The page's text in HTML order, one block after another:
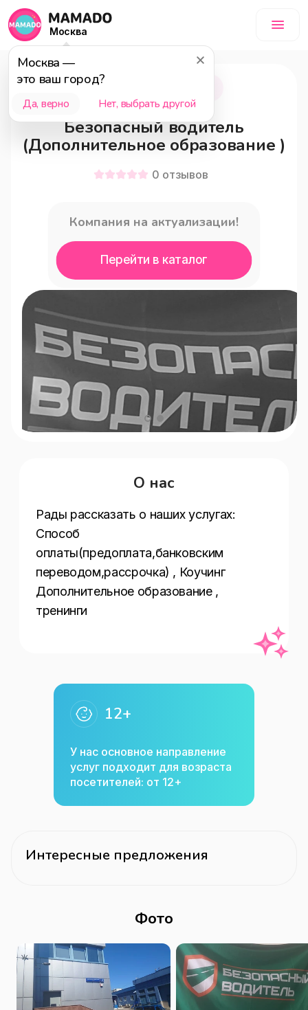
Москва
Москва —
это ваш город?
Да, верно Нет, выбрать другой
Москва
Безопасный водитель
(Дополнительное образование )
0 отзывов
Компания на актуализации!
Перейти в каталог
О нас
Рады рассказать о наших услугах:
Способ
оплаты(предоплата,банковским
переводом,рассрочка) , Коучинг
Дополнительное образование ,
тренинги
12+
У нас основное направление
услуг подходит для возраста
посетителей: от 12+
Интересные предложения
Фото